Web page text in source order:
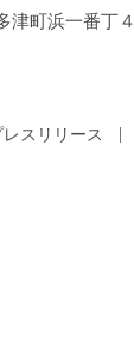
津町浜一番丁４
レスリリース